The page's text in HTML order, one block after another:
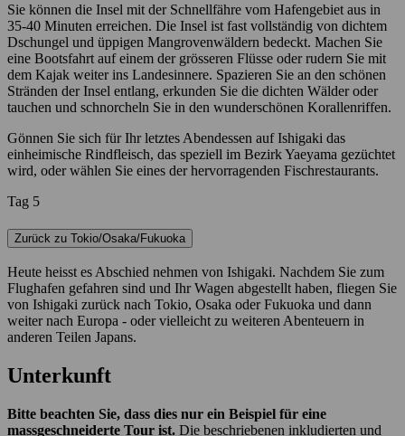
Sie können die Insel mit der Schnellfähre vom Hafengebiet aus in
35-40 Minuten erreichen. Die Insel ist fast vollständig von dichtem
Dschungel und üppigen Mangrovenwäldern bedeckt. Machen Sie
eine Bootsfahrt auf einem der grösseren Flüsse oder rudern Sie mit
dem Kajak weiter ins Landesinnere. Spazieren Sie an den schönen
Stränden der Insel entlang, erkunden Sie die dichten Wälder oder
tauchen und schnorcheln Sie in den wunderschönen Korallenriffen.
Gönnen Sie sich für Ihr letztes Abendessen auf Ishigaki das
einheimische Rindfleisch, das speziell im Bezirk Yaeyama gezüchtet
wird, oder wählen Sie eines der hervorragenden Fischrestaurants.
Tag 5
Zurück zu Tokio/Osaka/Fukuoka
Heute heisst es Abschied nehmen von Ishigaki. Nachdem Sie zum
Flughafen gefahren sind und Ihr Wagen abgestellt haben, fliegen Sie
von Ishigaki zurück nach Tokio, Osaka oder Fukuoka und dann
weiter nach Europa - oder vielleicht zu weiteren Abenteuern in
anderen Teilen Japans.
Unterkunft
Bitte beachten Sie, dass dies nur ein Beispiel für eine
massgeschneiderte Tour ist. Die beschriebenen inkludierten und